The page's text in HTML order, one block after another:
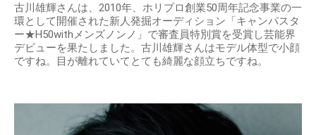
古川雄輝さんは、2010年、ホリプロ創業50周年記念事業の一
環として開催された新人発掘オーディション「キャンパスタ
ー★H50withメンズノンノ」で審査員特別賞を受賞し芸能界
デビューを果たしました。古川雄輝さんはモデル体型で小顔
ですね。目が離れていてとても綺麗な顔立ちですね。